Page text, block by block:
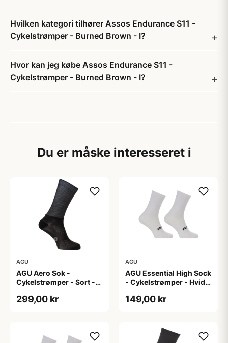
Hvilken kategori tilhører Assos Endurance S11 -
Cykelstrømper - Burned Brown - I?
Hvor kan jeg købe Assos Endurance S11 -
Cykelstrømper - Burned Brown - I?
Du er måske interesseret i
AGU
AGU Aero Sok -
Cykelstrømper - Sort -
299,00 kr
AGU
AGU Essential High Sock
- Cykelstrømper - Hvid -
149,00 kr